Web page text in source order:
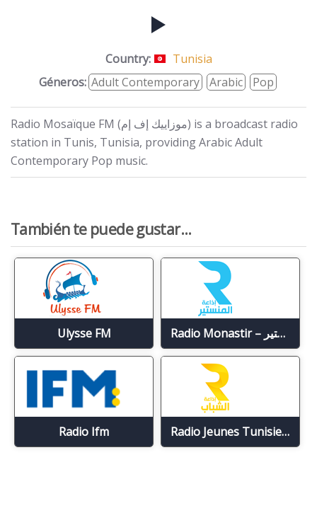
Country:
Tunisia
Géneros: Adult Contemporary Arabic Pop
Radio Mosaïque FM (موزاييك إف إم) is a broadcast radio
station in Tunis, Tunisia, providing Arabic Adult
Contemporary Pop music.
También te puede gustar...
Ulysse FM Radio Monastir – إذاعة المنستير
Radio Ifm Radio Jeunes Tunisie – إذاعة الشّباب